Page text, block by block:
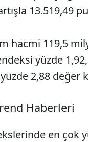
13.519,49
hacmi 119,5
yüzde
2,88 değer
Haberleri
en çok